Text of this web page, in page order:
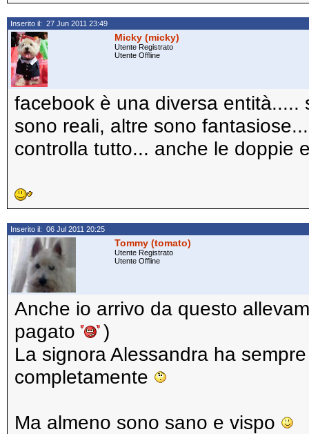
Inserito il: 27 Jun 2011 23:49
Micky (micky)
Utente Registrato
Utente Offline
facebook è una diversa
sono reali, altre sono
controlla tutto... anche le doppie
Inserito il: 06 Jul 2011 20:25
Tommy (tomato)
Utente Registrato
Utente Offline
Anche io arrivo da questo
pagato
)
La signora Alessandra ha
completamente
Ma almeno sono sano e vispo